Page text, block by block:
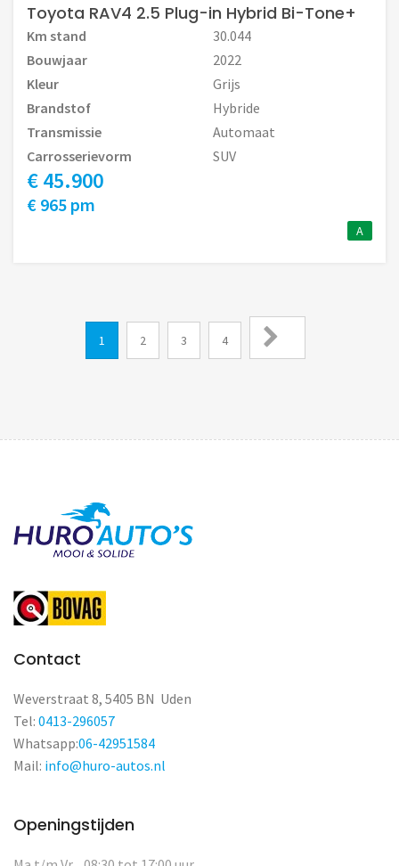
Toyota RAV4 2.5 Plug-in Hybrid Bi-Tone+
Km stand
30.044
Bouwjaar
2022
Kleur
Grijs
Brandstof
Hybride
Transmissie
Automaat
Carrosserievorm
SUV
€ 45.900
€ 965 pm
A
1 2 3 4
Contact
Weverstraat 8, 5405 BN Uden
Tel: 0413-296057
Whatsapp:06-42951584
Mail: info@huro-autos.nl
Openingstijden